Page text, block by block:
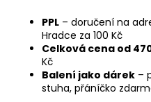
PPL – doručení na
Hradce za 100 Kč
Celková cena od
Kč
Balení jako dárek –
stuha, přáníčko
995